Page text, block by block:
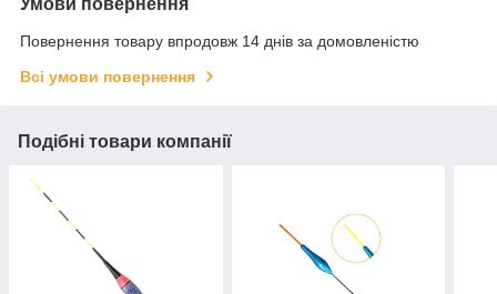
Повернення товару впродовж 14 днів за домовленістю
Всі умови повернення
Подібні товари компанії